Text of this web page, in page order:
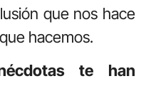
que nos hace
hacemos.
te han